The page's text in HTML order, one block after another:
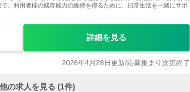
、利用者様の残存能力の維持を得るために、日常生活を一緒にサポ
詳細を見る
2026年4月28日更新/応募集まり次第終了
の求人を見る (1件)